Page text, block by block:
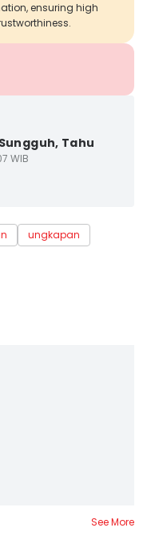
ensuring high
Tahu
WIB
ungkapan
See More